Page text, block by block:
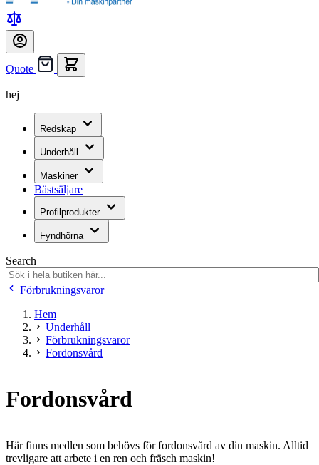
Quote
hej
Redskap
Underhåll
Maskiner
Bästsäljare
Profilprodukter
Fyndhörna
Search
Förbrukningsvaror
Hem
Underhåll
Förbrukningsvaror
Fordonsvård
Fordonsvård
Här finns medlen som behövs för fordonsvård av din maskin. Alltid
trevligare att arbete i en ren och fräsch maskin!